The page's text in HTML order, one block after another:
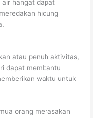
air hangat dapat
hidung
atau penuh aktivitas,
dapat membantu
waktu untuk
orang merasakan